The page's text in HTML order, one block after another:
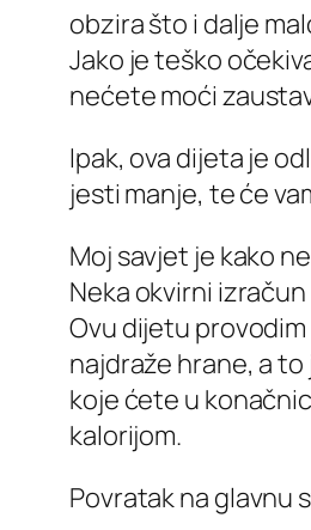
obzira što i dalje
Jako je teško
nećete moći
Ipak, ova dijeta je
jesti manje, te će
Moj savjet je kako
Neka okvirni
Ovu dijetu
najdraže hrane, a
koje ćete u
kalorijom.
Povratak na glavnu